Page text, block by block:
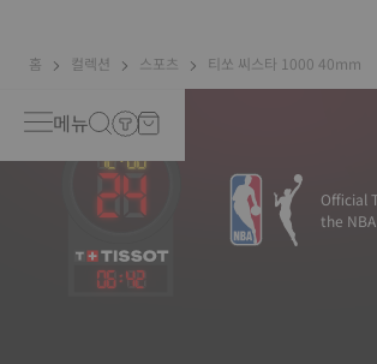
홈 컬렉션 스포츠 티쏘 씨스타 1000 40mm
메뉴
06:42
Official
the